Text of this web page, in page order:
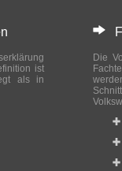
ist
als in
Die